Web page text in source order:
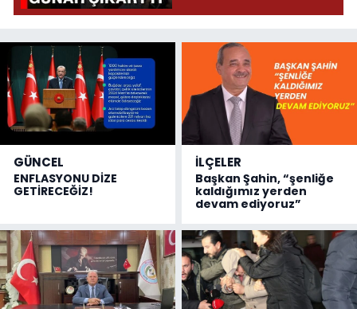
GÜNCEL
ENFLASYONU DİZE
GETİRECEĞİZ!
İLÇELER
Başkan Şahin, “şenliğe
kaldığımız yerden
devam ediyoruz”